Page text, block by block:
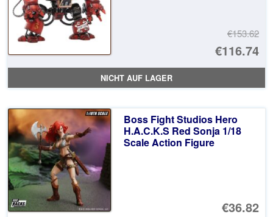
€153.62
€116.74
NICHT AUF LAGER
Boss Fight Studios Hero
H.A.C.K.S Red Sonja 1/18
Scale Action Figure
€36.82